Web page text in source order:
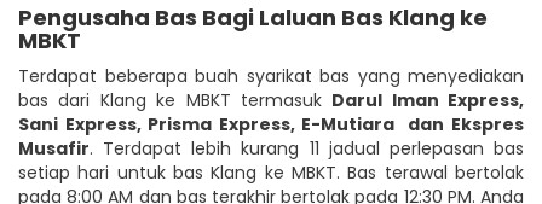
Pengusaha Bas Bagi Laluan Bas Klang ke
MBKT
Terdapat beberapa buah syarikat bas yang menyediakan
bas dari Klang ke MBKT termasuk Darul Iman Express,
Sani Express, Prisma Express, E-Mutiara dan Ekspres
Musafir. Terdapat lebih kurang 11 jadual perlepasan bas
setiap hari untuk bas Klang ke MBKT. Bas terawal bertolak
pada 8:00 AM dan bas terakhir bertolak pada 12:30 PM. Anda